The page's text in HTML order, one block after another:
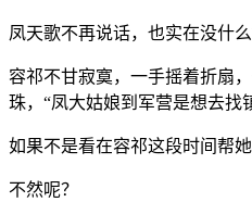
凤天歌不再说话，也实在没什么
容祁不甘寂寞，一手摇着折扇
珠，“凤大姑娘到军营是想去找
如果不是看在容祁这段时间帮
不然呢？